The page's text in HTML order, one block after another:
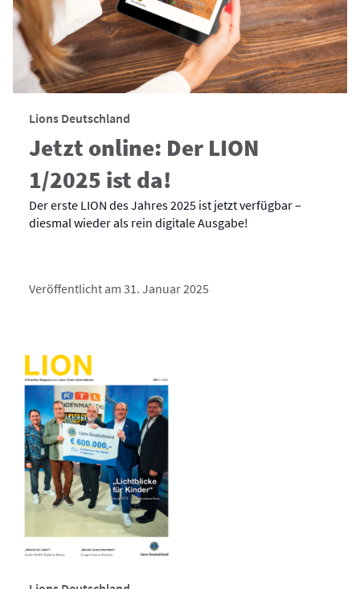
Lions Deutschland
Jetzt online: Der LION
1/2025 ist da!
Der erste LION des Jahres 2025 ist jetzt verfügbar –
diesmal wieder als rein digitale Ausgabe!
Veröffentlicht am 31. Januar 2025